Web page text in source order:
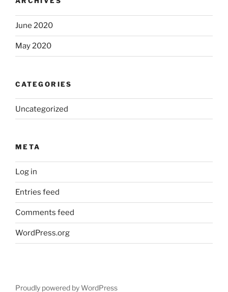
June 2020
May 2020
CATEGORIES
Uncategorized
META
Log in
Entries feed
Comments feed
WordPress.org
Proudly powered by WordPress